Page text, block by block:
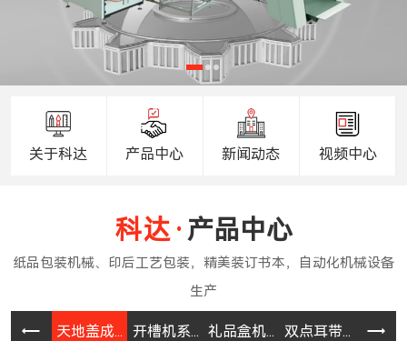
关于科达 产品中心 新闻动态 视频中心
产品中心
天地盖成... 开槽机系... 礼品盒机... 双点耳带... 半自